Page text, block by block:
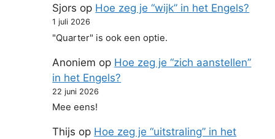
Sjors op Hoe zeg je “wijk” in het Engels?
1 juli 2026
"Quarter" is ook een optie.
Anoniem op Hoe zeg je “zich aanstellen”
in het Engels?
22 juni 2026
Mee eens!
Thijs op Hoe zeg je “uitstraling” in het